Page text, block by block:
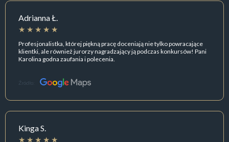
Adrianna Ł.
Profesjonalistka, której piękną pracę doceniają nie tylko powracające
klientki, ale również jurorzy nagradzający ją podczas konkursów! Pani
Karolina godna zaufania i polecenia.
Źródło:
Kinga S.